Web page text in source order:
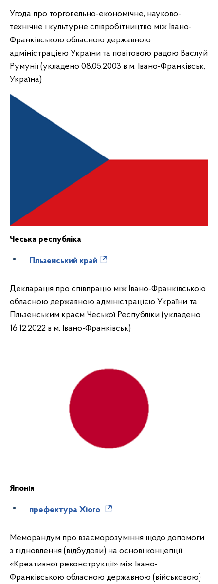
Угода про торговельно-економічне, науково-
технічне і культурне співробітництво між Івано-
Франківською обласною державною
адміністрацією України та повітовою радою Васлуй
Румунії (укладено 08.05.2003 в м. Івано-Франківськ,
Україна)
Чеська республіка
Пльзенський край
Декларація про співпрацю між Івано-Франківською
обласною державною адміністрацією України та
Пльзенським краєм Чеської Республіки (укладено
16.12.2022 в м. Івано-Франківськ)
Японія
префектура Хіого
Меморандум про взаєморозуміння щодо допомоги
з відновлення (відбудови) на основі концепції
«Креативної реконструкції» між Івано-
Франківською обласною державною (військовою)